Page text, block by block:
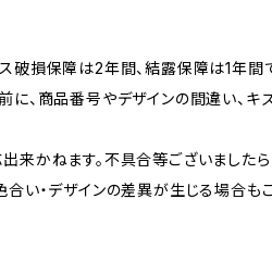
破損保障は2年間、結露保障は1年間で
、商品番号やデザインの間違い、キ
かねます。不具合等ございましたら
合い・デザインの差異が生じる場合も